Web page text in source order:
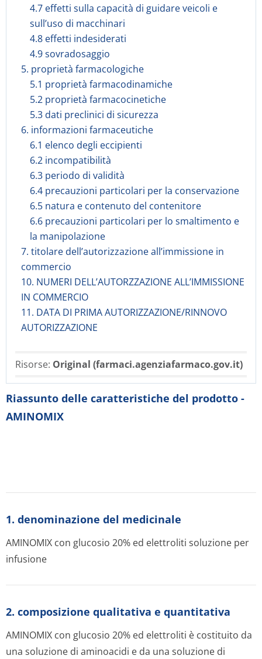
4.7 effetti sulla capacità di guidare veicoli e
sull’uso di macchinari
4.8 effetti indesiderati
4.9 sovradosaggio
5. proprietà farmacologiche
5.1 proprietà farmacodinamiche
5.2 proprietà farmacocinetiche
5.3 dati preclinici di sicurezza
6. informazioni farmaceutiche
6.1 elenco degli eccipienti
6.2 incompatibilità
6.3 periodo di validità
6.4 precauzioni particolari per la conservazione
6.5 natura e contenuto del contenitore
6.6 precauzioni particolari per lo smaltimento e
la manipolazione
7. titolare dell’autorizzazione all’immissione in
commercio
10. NUMERI DELL’AUTORZZAZIONE ALL’IMMISSIONE
IN COMMERCIO
11. DATA DI PRIMA AUTORIZZAZIONE/RINNOVO
AUTORIZZAZIONE
Risorse: Original (farmaci.agenziafarmaco.gov.it)
Riassunto delle caratteristiche del prodotto -
AMINOMIX
1. denominazione del medicinale
AMINOMIX con glucosio 20% ed elettroliti soluzione per
infusione
2. composizione qualitativa e quantitativa
AMINOMIX con glucosio 20% ed elettroliti è costituito da
una soluzione di aminoacidi e da una soluzione di